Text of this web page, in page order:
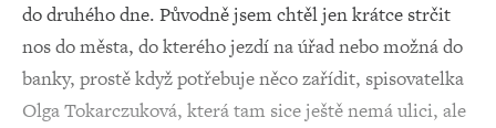
do druhého dne. Původně jsem chtěl jen krátce strčit
nos do města, do kterého jezdí na úřad nebo možná do
banky, prostě když potřebuje něco zařídit, spisovatelka
Olga Tokarczuková, která tam sice ještě nemá ulici, ale